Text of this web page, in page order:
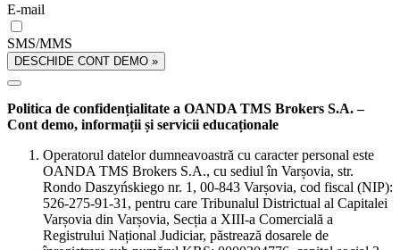
E-mail
SMS/MMS
DESCHIDE CONT DEMO »
Politica de confidențialitate a OANDA TMS Brokers S.A. –
Cont demo, informații și servicii educaționale
Operatorul datelor dumneavoastră cu caracter personal este
OANDA TMS Brokers S.A., cu sediul în Varșovia, str.
Rondo Daszyńskiego nr. 1, 00-843 Varșovia, cod fiscal (NIP):
526-275-91-31, pentru care Tribunalul Districtual al Capitalei
Varșovia din Varșovia, Secția a XIII-a Comercială a
Registrului Național Judiciar, păstrează dosarele de